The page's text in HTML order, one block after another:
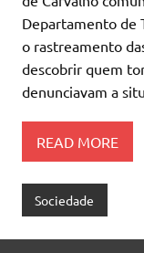
Departamento de
o rastreamento
descobrir quem
denunciavam a
READ MORE
Sociedade